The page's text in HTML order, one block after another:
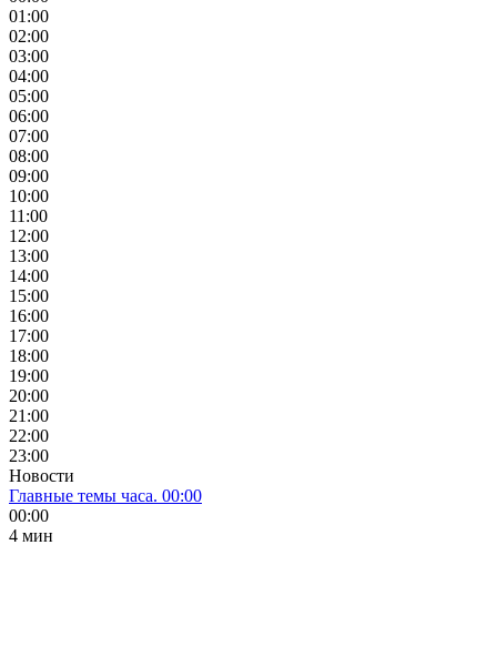
01:00
02:00
03:00
04:00
05:00
06:00
07:00
08:00
09:00
10:00
11:00
12:00
13:00
14:00
15:00
16:00
17:00
18:00
19:00
20:00
21:00
22:00
23:00
Новости
Главные темы часа. 00:00
00:00
4 мин